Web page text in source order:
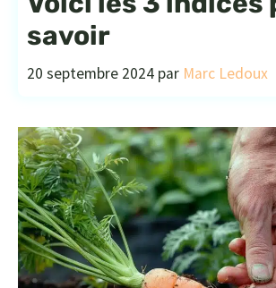
savoir
20 septembre 2024 par Marc Ledoux